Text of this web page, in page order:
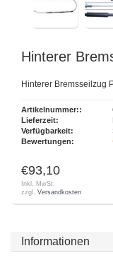
Hinterer
Hinterer Bremsseilzug
Artikelnummer::
Lieferzeit:
Verfügbarkeit:
Bewertungen:
€93,10
Inkl. MwSt.
zzgl. Versandkosten
Informationen